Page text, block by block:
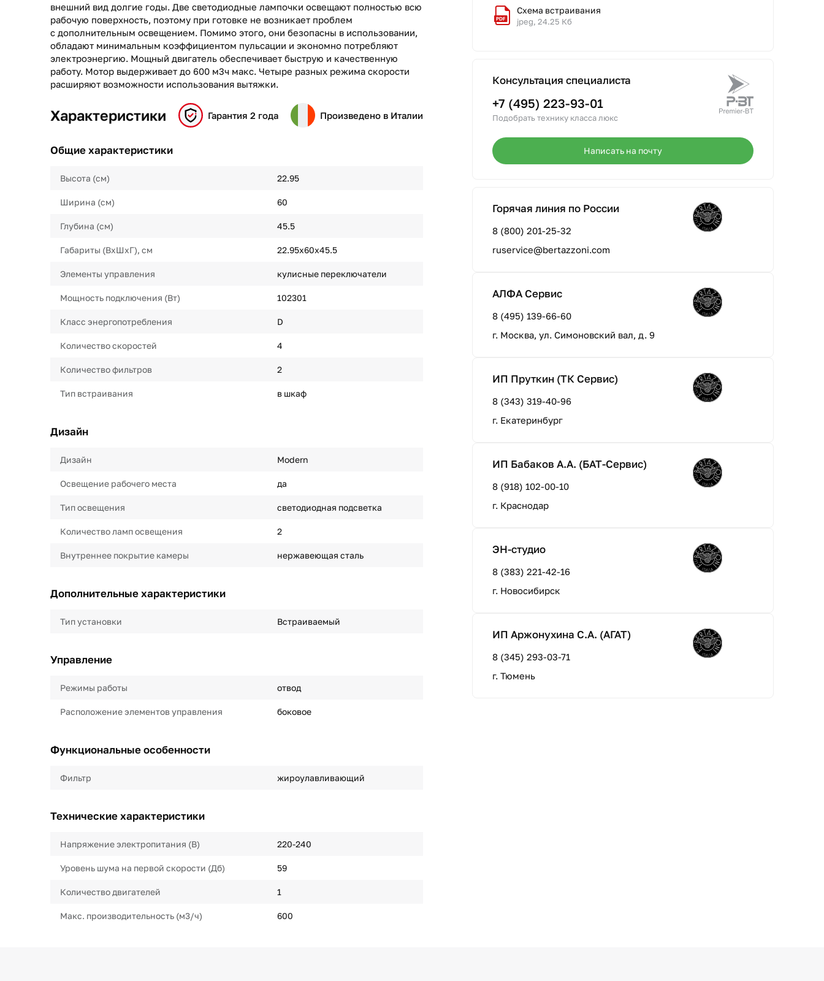
внешний вид долгие годы. Две светодиодные лампочки освещают полностью всю
рабочую поверхность, поэтому при готовке не возникает проблем
с дополнительным освещением. Помимо этого, они безопасны в использовании,
обладают минимальным коэффициентом пульсации и экономно потребляют
электроэнергию. Мощный двигатель обеспечивает быструю и качественную
работу. Мотор выдерживает до 600 м3ч макс. Четыре разных режима скорости
расширяют возможности использования вытяжки.
Характеристики Гарантия 2 года Произведено в Италии
Общие характеристики
Высота (см) 22.95
Ширина (см) 60
Глубина (см) 45.5
Габариты (ВхШхГ), см 22.95х60х45.5
Элементы управления кулисные переключатели
Мощность подключения (Вт) 102301
Класс энергопотребления D
Количество скоростей 4
Количество фильтров 2
Тип встраивания в шкаф
Дизайн
Дизайн Modern
Освещение рабочего места да
Тип освещения светодиодная подсветка
Количество ламп освещения 2
Внутреннее покрытие камеры нержавеющая сталь
Дополнительные характеристики
Тип установки Встраиваемый
Управление
Режимы работы отвод
Расположение элементов управления боковое
Функциональные особенности
Фильтр жироулавливающий
Технические характеристики
Напряжение электропитания (В) 220-240
Уровень шума на первой скорости (Дб) 59
Количество двигателей 1
Макс. производительность (м3/ч) 600
Схема встраивания
jpeg, 24.25 Кб
Консультация специалиста
+7 (495) 223-93-01
Подобрать технику класса люкс
Написать на почту
Горячая линия по России
8 (800) 201-25-32
ruservice@bertazzoni.com
АЛФА Сервис
8 (495) 139-66-60
г. Москва, ул. Симоновский вал, д. 9
ИП Пруткин (ТК Сервис)
8 (343) 319-40-96
г. Екатеринбург
ИП Бабаков А.А. (БАТ-Сервис)
8 (918) 102-00-10
г. Краснодар
ЭН-студио
8 (383) 221-42-16
г. Новосибирск
ИП Аржонухина С.А. (АГАТ)
8 (345) 293-03-71
г. Тюмень